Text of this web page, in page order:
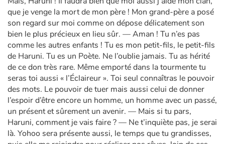
que je venge la mort de mon père ! Mon grand-père a posé
son regard sur moi comme on dépose délicatement son
bien le plus précieux en lieu sûr. — Aman ! Tu n’es pas
comme les autres enfants ! Tu es mon petit-fils, le petit-fils
de Haruni. Tu es un Poète. Ne l’oublie jamais. Tu as hérité
de ce don très rare. Même emporté dans la tourmente tu
seras toi aussi « l’Éclaireur ». Toi seul connaîtras le pouvoir
des mots. Le pouvoir de tuer mais aussi celui de donner
l’espoir d’être encore un homme, un homme avec un passé,
un présent et sûrement un avenir. — Mais si tu pars,
Haruni, comment je vais faire ? — Ne t’inquiète pas, je serai
là. Yohoo sera présente aussi, le temps que tu grandisses,